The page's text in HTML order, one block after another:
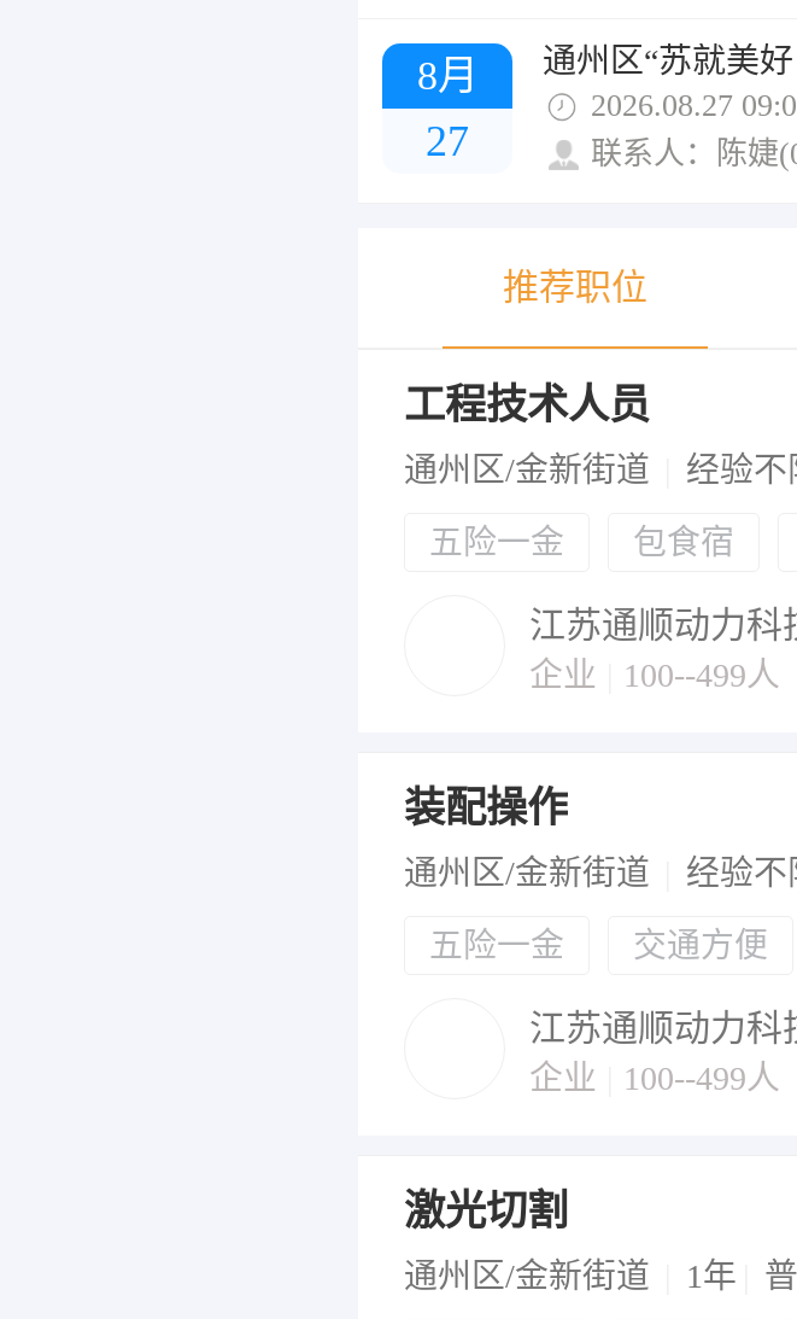
8月
27
2026.08.27
联系人：陈婕
推荐职位
工程技术人员
通州区/金新街道
经验不
五险一金 包食宿
江苏通顺动力科
企业 100--499人
装配操作
通州区/金新街道
经验不
五险一金 交通方便
江苏通顺动力科
企业 100--499人
激光切割
通州区/金新街道
1年